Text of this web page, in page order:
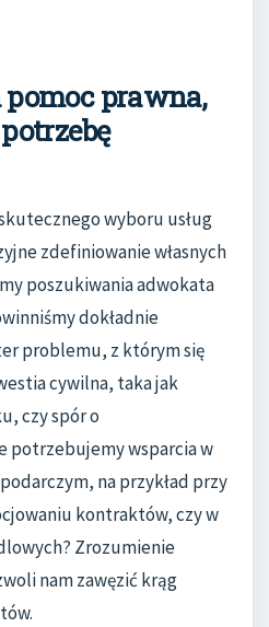
pomoc prawna,
wyboru usług
zdefiniowanie własnych
poszukiwania adwokata
dokładnie
problemu, z którym się
cywilna, taka jak
czy spór o
potrzebujemy wsparcia w
na przykład przy
kontraktów, czy w
Zrozumienie
nam zawęzić krąg